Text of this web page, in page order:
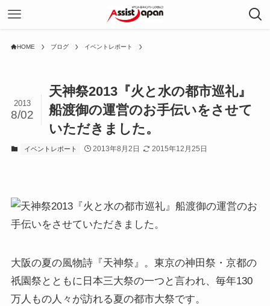
HOME ブログ イベントレポート
天神祭2013『火と水の都市巡礼』
船渡御の運営のお手伝いをさせて
いただきました。
2013
8/02
イベントレポート 2013年8月2日 2015年12月25日
大阪の夏の風物詩『天神祭』。東京の神田祭・京都の
祇園祭とともに日本三大祭の一つと言われ、毎年130
万人もの人々が訪れる夏の都市大祭です。